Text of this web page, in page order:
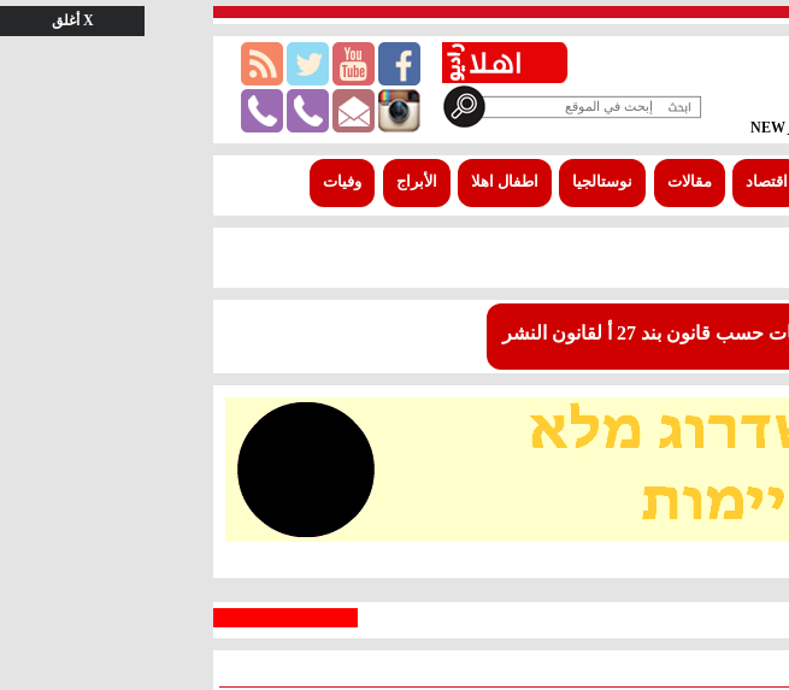
X أغلق
NEW
اقتصاد مقالات نوستالجيا اطفال اهلا الأبراج وفيات